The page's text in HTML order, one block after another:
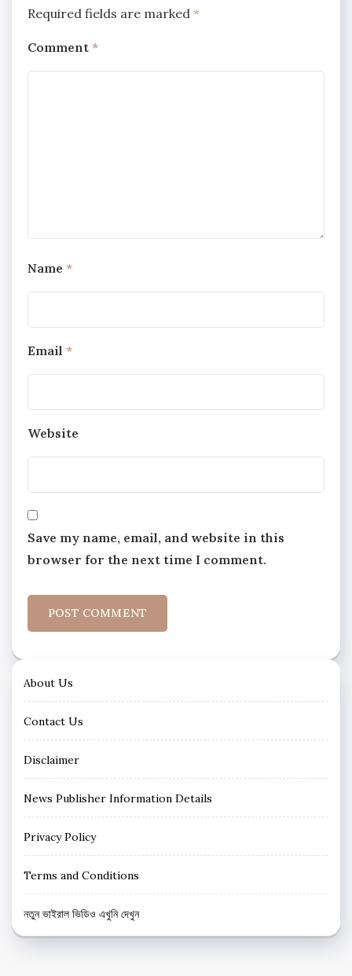
Required fields are marked *
Comment *
Name *
Email *
Website
Save my name, email, and website in this
browser for the next time I comment.
About Us
Contact Us
Disclaimer
News Publisher Information Details
Privacy Policy
Terms and Conditions
নতুন ভাইরাল ভিডিও এখুনি দেখুন